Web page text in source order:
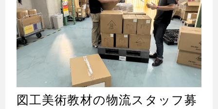
図工美術教材の物流スタッフ募